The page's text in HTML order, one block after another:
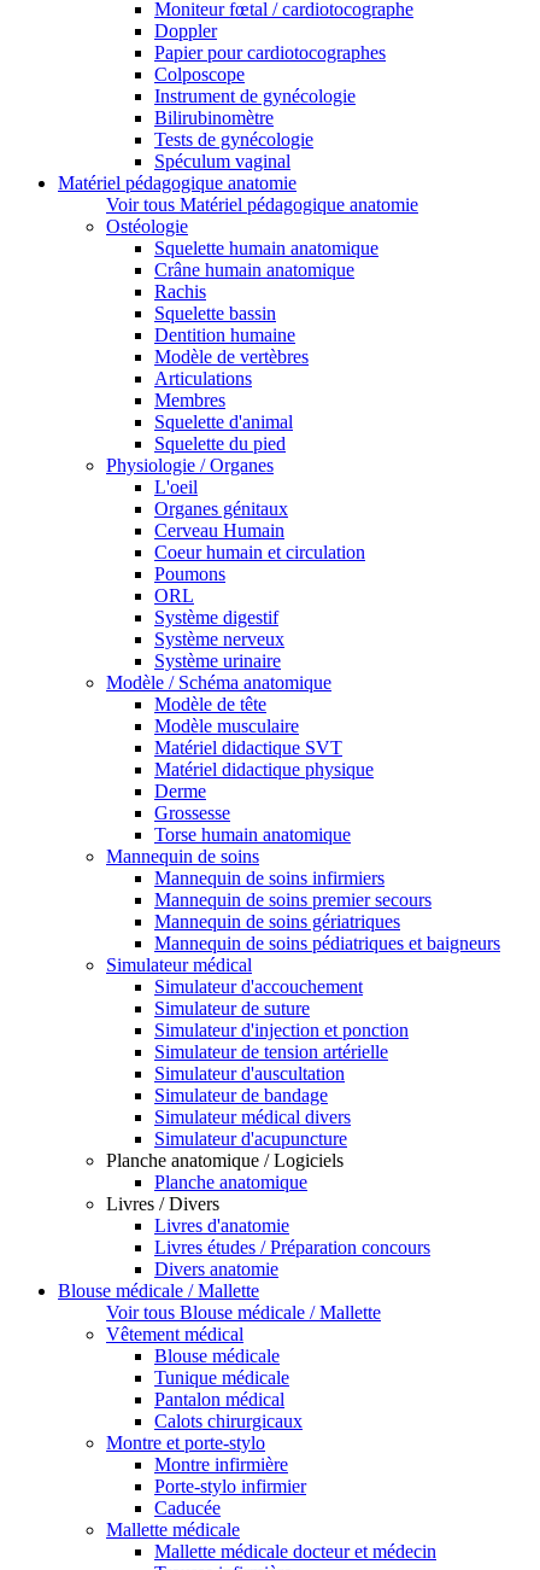
Moniteur fœtal / cardiotocographe
Doppler
Papier pour cardiotocographes
Colposcope
Instrument de gynécologie
Bilirubinomètre
Tests de gynécologie
Spéculum vaginal
Matériel pédagogique anatomie
Voir tous Matériel pédagogique anatomie
Ostéologie
Squelette humain anatomique
Crâne humain anatomique
Rachis
Squelette bassin
Dentition humaine
Modèle de vertèbres
Articulations
Membres
Squelette d'animal
Squelette du pied
Physiologie / Organes
L'oeil
Organes génitaux
Cerveau Humain
Coeur humain et circulation
Poumons
ORL
Système digestif
Système nerveux
Système urinaire
Modèle / Schéma anatomique
Modèle de tête
Modèle musculaire
Matériel didactique SVT
Matériel didactique physique
Derme
Grossesse
Torse humain anatomique
Mannequin de soins
Mannequin de soins infirmiers
Mannequin de soins premier secours
Mannequin de soins gériatriques
Mannequin de soins pédiatriques et baigneurs
Simulateur médical
Simulateur d'accouchement
Simulateur de suture
Simulateur d'injection et ponction
Simulateur de tension artérielle
Simulateur d'auscultation
Simulateur de bandage
Simulateur médical divers
Simulateur d'acupuncture
Planche anatomique / Logiciels
Planche anatomique
Livres / Divers
Livres d'anatomie
Livres études / Préparation concours
Divers anatomie
Blouse médicale / Mallette
Voir tous Blouse médicale / Mallette
Vêtement médical
Blouse médicale
Tunique médicale
Pantalon médical
Calots chirurgicaux
Montre et porte-stylo
Montre infirmière
Porte-stylo infirmier
Caducée
Mallette médicale
Mallette médicale docteur et médecin